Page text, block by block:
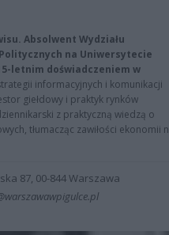
Absolwent Wydziału
na Uniwersytecie
letnim doświadczeniem w
informacyjnych i komunikacji
giełdowy i praktyk rynków
z praktyczną wiedzą o
tłumacząc zawiłości ekonomii
87, 00-844 Warszawa